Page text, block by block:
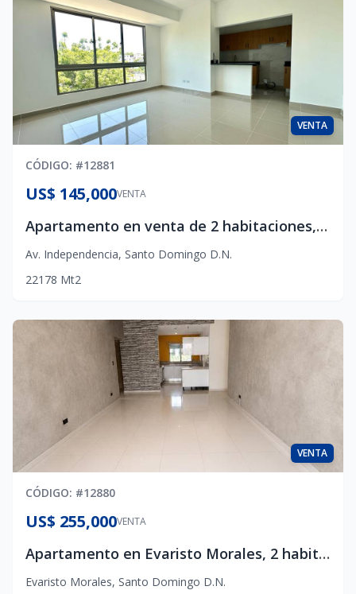
VENTA
CÓDIGO: #12881
VENTA
US$ 145,000
Apartamento en venta de 2 habitaciones, Avenida Independencia
Av. Independencia, Santo Domingo D.N.
221 78 Mt2
VENTA
CÓDIGO: #12880
VENTA
US$ 255,000
Apartamento en Evaristo Morales, 2 habitaciones
Evaristo Morales, Santo Domingo D.N.